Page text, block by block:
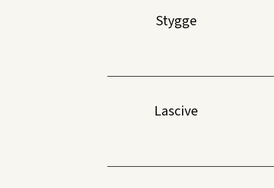
Stygge
Lascive